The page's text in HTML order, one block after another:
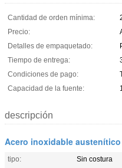
Cantidad de orden mínima:
Precio:
Detalles de empaquetado:
Tiempo de entrega:
Condiciones de pago:
Capacidad de la fuente:
descripción
Acero inoxidable
tipo:
Sin costura